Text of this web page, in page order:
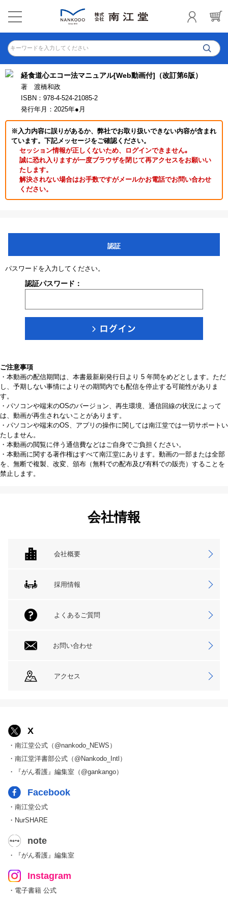
キーワードを入力してください
経食道心エコー法マニュアル[Web動画付]（改訂第6版）
著 渡橋和政
ISBN：978-4-524-21085-2
発行年月：2025年●月
※入力内容に誤りがあるか、弊社でお取り扱いできない内容が含まれ
ています。下記メッセージをご確認ください。
セッション情報が正しくないため、ログインできません｡
誠に恐れ入りますが一度ブラウザを閉じて再アクセスをお願いい
たします。
解決されない場合はお手数ですがメールかお電話でお問い合わせ
ください。
認証
パスワードを入力してください。
認証パスワード：
ご注意事項
・本動画の配信期間は、本書最新刷発行日より 5 年間をめどとします。ただ
し、予期しない事情によりその期間内でも配信を停止する可能性がありま
す。
・パソコンや端末のOSのバージョン、再生環境、通信回線の状況によって
は、動画が再生されないことがあります。
・パソコンや端末のOS、アプリの操作に関しては南江堂では一切サポートい
たしません。
・本動画の閲覧に伴う通信費などはご自身でご負担ください。
・本動画に関する著作権はすべて南江堂にあります。動画の一部または全部
を、無断で複製、改変、頒布（無料での配布及び有料での販売）することを
禁止します。
会社情報
会社概要
採用情報
よくあるご質問
お問い合わせ
アクセス
X
・南江堂公式（@nankodo_NEWS）
・南江堂洋書部公式（@Nankodo_Intl）
・『がん看護』編集室（@gankango）
Facebook
・南江堂公式
・NurSHARE
note
・『がん看護』編集室
Instagram
・電子書籍 公式